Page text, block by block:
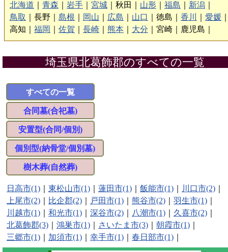
北海道
青森 岩手 宮城 秋田｜ 山形 福島 新潟
鳥取
長野｜ 島根 岡山 広島 山口 徳島｜ 香川 愛媛
高知｜ 福岡 佐賀 長崎 熊本 大分 宮崎｜ 鹿児島｜
埼玉県北葛飾郡のすべての一覧
すべての一覧
合同墓(合祀墓)
安置型(合同/個別)
個別型(納骨堂/個別墓)
樹木葬(自然葬)
日高市(1) 東松山市(1) 蓮田市(1) 飯能市(1) 川口市(2)
上尾市(2)
比企郡(2) 戸田市(1) 熊谷市(2) 羽生市(1)
川越市(1)
和光市(1) 深谷市(2) 八潮市(1) 久喜市(2)
北葛飾郡(3)
鴻巣市(1) さいたま市(3) 朝霞市(1)
三郷市(1)
加須市(1) 幸手市(1) 春日部市(1)